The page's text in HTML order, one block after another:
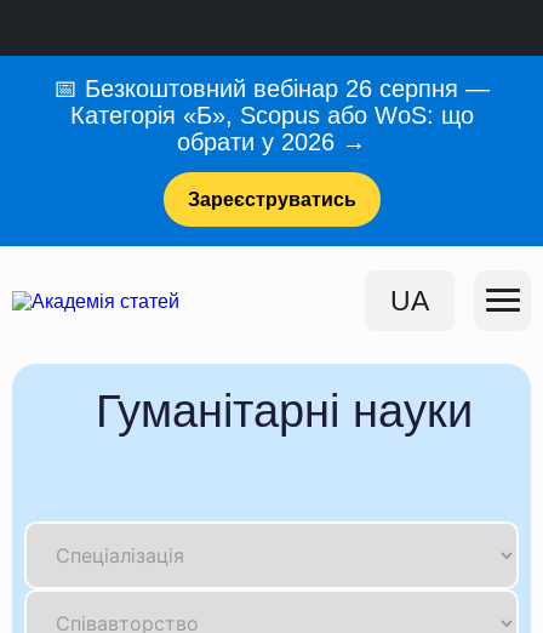
📅 Безкоштовний вебінар 26 серпня —
Категорія «Б», Scopus або WoS: що
обрати у 2026 →
Зареєструватись
UA
Гуманітарні науки